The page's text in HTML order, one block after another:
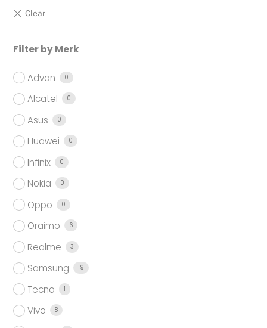
Filter by Merk
Advan 0
Alcatel 0
Asus 0
Huawei 0
Infinix 0
Nokia 0
Oppo 0
Oraimo 6
Realme 3
Samsung 19
Tecno 1
Vivo 8